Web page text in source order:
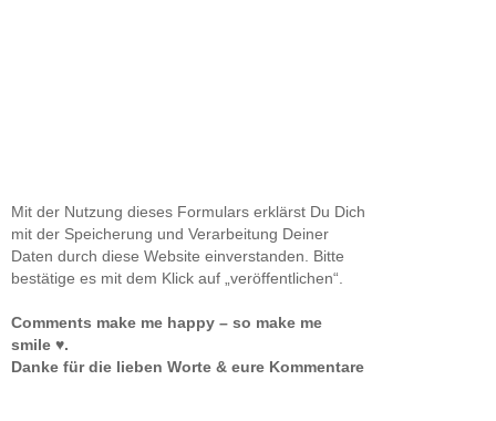
Mit der Nutzung dieses Formulars erklärst Du Dich
mit der Speicherung und Verarbeitung Deiner
Daten durch diese Website einverstanden. Bitte
bestätige es mit dem Klick auf „veröffentlichen“.
Comments make me happy – so make me
smile ♥.
Danke für die lieben Worte & eure Kommentare